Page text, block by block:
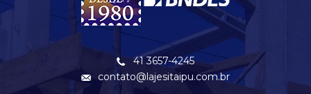
41 3657-4245
contato@lajesitaipu.com.br